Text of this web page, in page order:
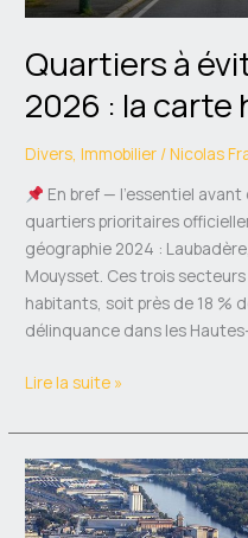
Quartiers à
2026 : la
Divers ,Immobilier /Nicolas
En bref — l’essentiel
quartiers prioritaires
géographie 2024 :
Mouysset. Ces trois
habitants, soit près de 18 %
délinquance dans les
honnête
Lire la suite »
Quartiers
à
éviter